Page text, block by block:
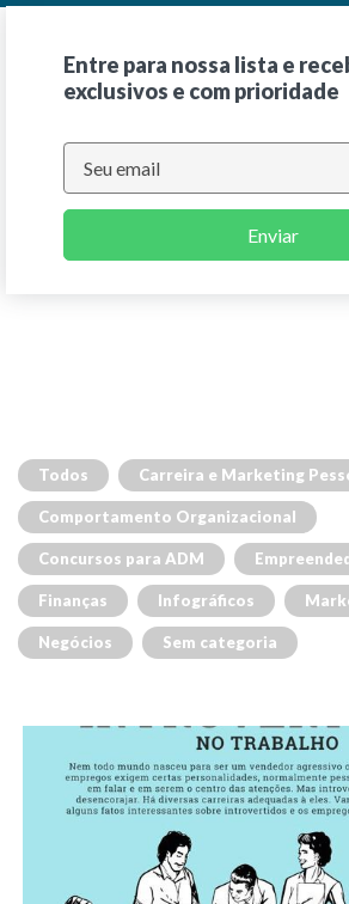
Entre para nossa lista e
exclusivos e com prioridade
Enviar
Todos Carreira e Marketing
Comportamento Organizacional
Concursos para ADM
Finanças Infográficos
Negócios Sem categoria